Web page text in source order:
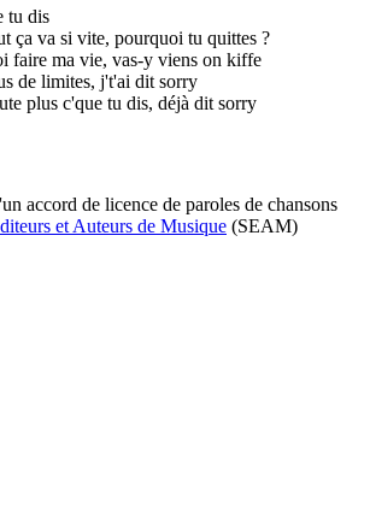
tu dis
ça va si vite, pourquoi tu quittes ?
faire ma vie, vas-y viens on kiffe
de limites, j't'ai dit sorry
plus c'que tu dis, déjà dit sorry
accord de licence de paroles de chansons
et Auteurs de Musique (SEAM)